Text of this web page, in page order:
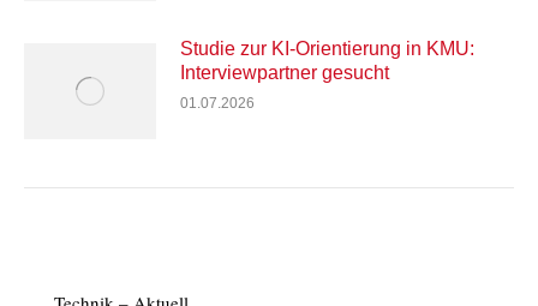
Studie zur KI-Orientierung in KMU:
Interviewpartner gesucht
01.07.2026